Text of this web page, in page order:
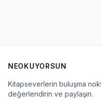
NEOKUYORSUN
Kitapseverlerin buluşma
değerlendirin ve paylaşın.